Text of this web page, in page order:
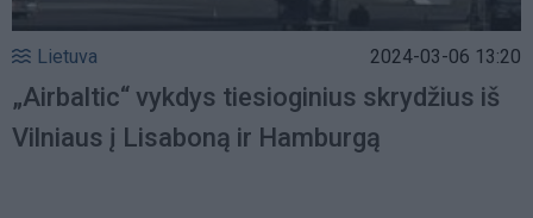
Lietuva 2024-03-06 13:20
„Airbaltic“ vykdys tiesioginius skrydžius iš
Vilniaus į Lisaboną ir Hamburgą